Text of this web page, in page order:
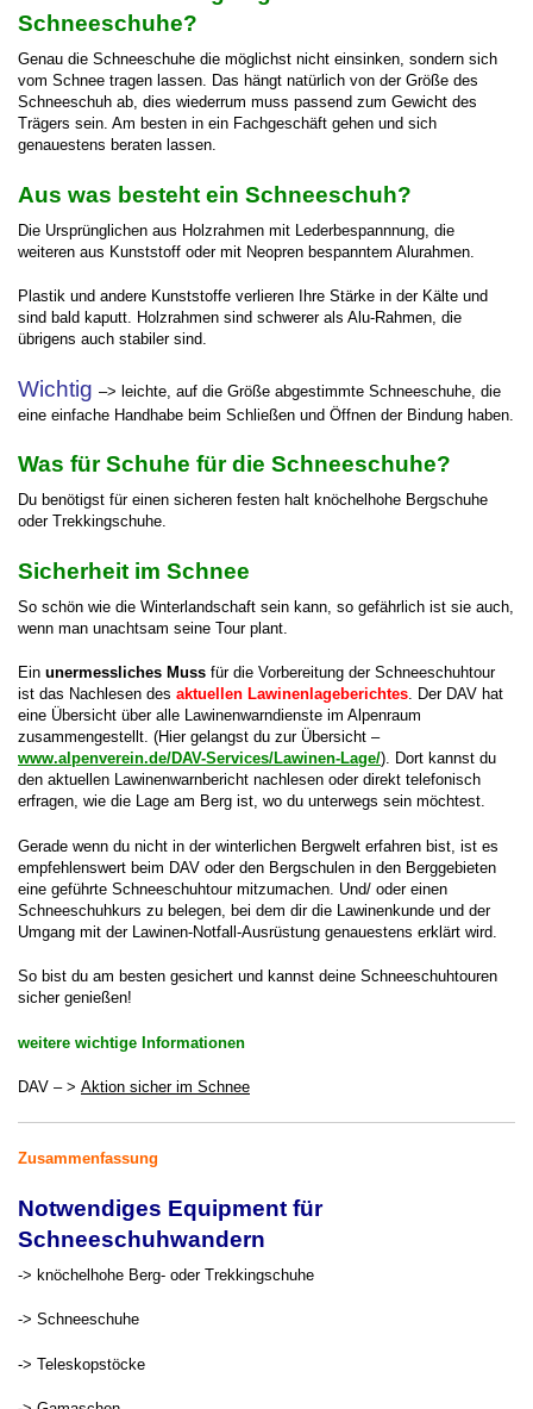
Schneeschuhe?
Genau die Schneeschuhe die möglichst nicht einsinken, sondern sich
vom Schnee tragen lassen. Das hängt natürlich von der Größe des
Schneeschuh ab, dies wiederrum muss passend zum Gewicht des
Trägers sein. Am besten in ein Fachgeschäft gehen und sich
genauestens beraten lassen.
Aus was besteht ein Schneeschuh?
Die Ursprünglichen aus Holzrahmen mit Lederbespannnung, die
weiteren aus Kunststoff oder mit Neopren bespanntem Alurahmen.
Plastik und andere Kunststoffe verlieren Ihre Stärke in der Kälte und
sind bald kaputt. Holzrahmen sind schwerer als Alu-Rahmen, die
übrigens auch stabiler sind.
Wichtig –> leichte, auf die Größe abgestimmte Schneeschuhe, die
eine einfache Handhabe beim Schließen und Öffnen der Bindung haben.
Was für Schuhe für die Schneeschuhe?
Du benötigst für einen sicheren festen halt knöchelhohe Bergschuhe
oder Trekkingschuhe.
Sicherheit im Schnee
So schön wie die Winterlandschaft sein kann, so gefährlich ist sie auch,
wenn man unachtsam seine Tour plant.
Ein unermessliches Muss für die Vorbereitung der Schneeschuhtour
ist das Nachlesen des aktuellen Lawinenlageberichtes. Der DAV hat
eine Übersicht über alle Lawinenwarndienste im Alpenraum
zusammengestellt. (Hier gelangst du zur Übersicht –
www.alpenverein.de/DAV-Services/Lawinen-Lage/). Dort kannst du
den aktuellen Lawinenwarnbericht nachlesen oder direkt telefonisch
erfragen, wie die Lage am Berg ist, wo du unterwegs sein möchtest.
Gerade wenn du nicht in der winterlichen Bergwelt erfahren bist, ist es
empfehlenswert beim DAV oder den Bergschulen in den Berggebieten
eine geführte Schneeschuhtour mitzumachen. Und/ oder einen
Schneeschuhkurs zu belegen, bei dem dir die Lawinenkunde und der
Umgang mit der Lawinen-Notfall-Ausrüstung genauestens erklärt wird.
So bist du am besten gesichert und kannst deine Schneeschuhtouren
sicher genießen!
weitere wichtige Informationen
DAV – > Aktion sicher im Schnee
Zusammenfassung
Notwendiges Equipment für
Schneeschuhwandern
-> knöchelhohe Berg- oder Trekkingschuhe
-> Schneeschuhe
-> Teleskopstöcke